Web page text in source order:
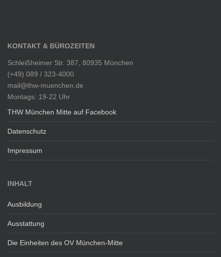
KONTAKT & BÜROZEITEN
Schleißheimer Str. 387, 80935 München
(+49) 089 / 323-4000
mail@thw-muenchen.de
Montags: 19-22 Uhr
THW München Mitte auf Facebook
Datenschutz
Impressum
INHALT
Ausbildung
Ausstattung
Die Einheiten des OV München-Mitte